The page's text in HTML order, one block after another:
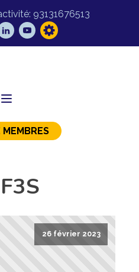
93131676513
MEMBRES
26 février 2023